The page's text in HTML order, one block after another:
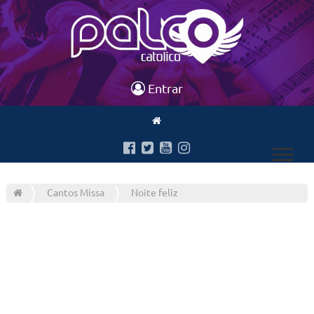
Entrar
Cantos Missa Noite feliz